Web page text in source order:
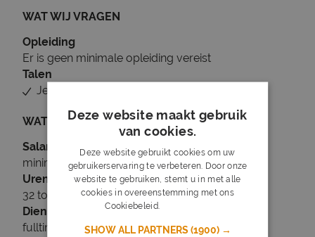
WAT WIJ VRAGEN
Opleiding
Er is geen minimale opleiding vereist
Talen
Je beheerst Nederlands
WAT WIJ BIEDEN
Salaris
minimaal € 2.380
Uren
32 tot 40 uur per week
Dienstverband
fulltime
Deze website maakt gebruik
van cookies.
Deze website gebruikt cookies om uw
gebruikerservaring te verbeteren. Door onze
website te gebruiken, stemt u in met alle
cookies in overeenstemming met ons
Cookiebeleid.
SHOW ALL PARTNERS(1900) →